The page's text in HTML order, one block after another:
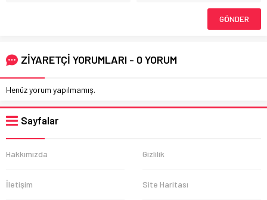
ZİYARETÇİ YORUMLARI - 0 YORUM
Henüz yorum yapılmamış.
Sayfalar
Hakkımızda Gizlilik
İletişim Site Haritası